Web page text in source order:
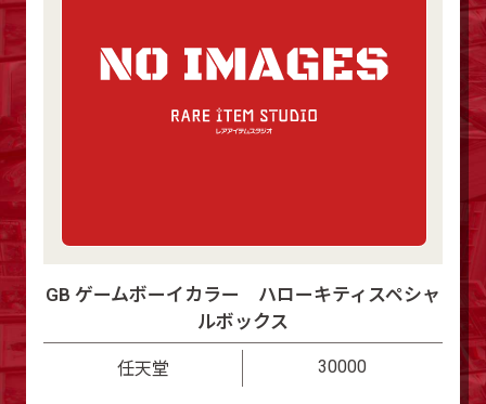
GB ゲームボーイカラー ハローキティスペシャ
ルボックス
任天堂 30000